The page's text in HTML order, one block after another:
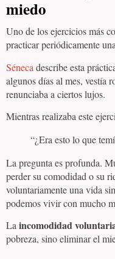
miedo
Uno de los ejercicios más
practicar periódicamente
Séneca describe esta
algunos días al mes, vestía
renunciaba a ciertos lujos.
Mientras realizaba este
“¿Era esto lo que
La pregunta es profunda.
perder su comodidad o su
voluntariamente una vida
podemos vivir con mucho
Laincomodidad
pobreza, sino eliminar el